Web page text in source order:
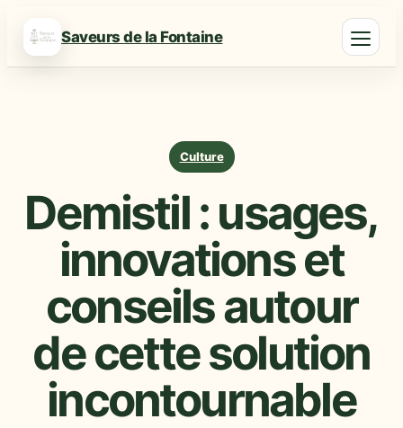
Saveurs de la Fontaine
Culture
Demistil : usages,
innovations et
conseils autour
de cette solution
incontournable